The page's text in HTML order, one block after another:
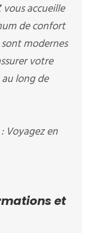
vous accueille
de confort
modernes
votre
long de
: Voyagez en
et